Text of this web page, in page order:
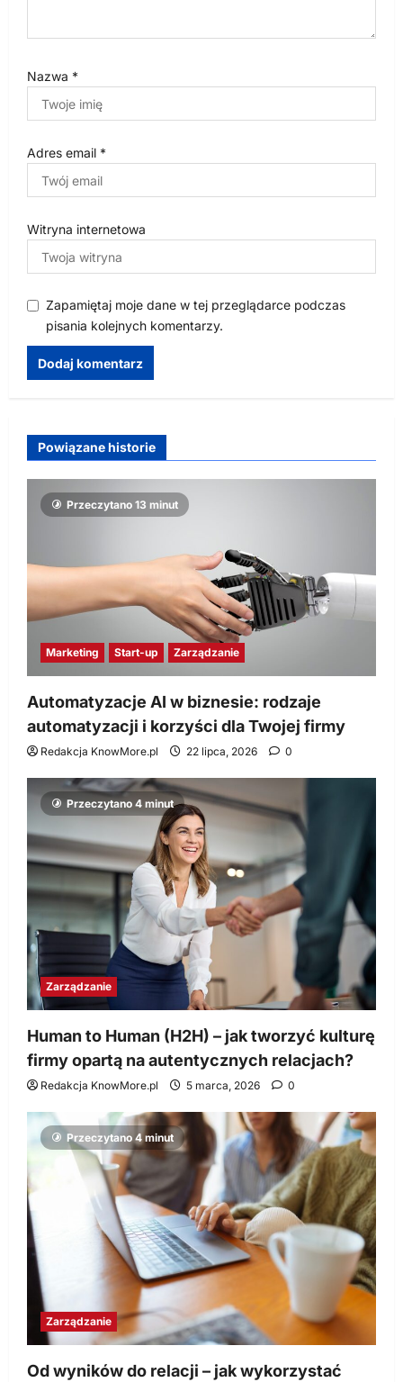
Nazwa *
Adres email *
Witryna internetowa
Zapamiętaj moje dane w tej przeglądarce podczas
pisania kolejnych komentarzy.
Powiązane historie
Przeczytano 13 minut
Marketing Start-up Zarządzanie
Automatyzacje AI w biznesie: rodzaje
automatyzacji i korzyści dla Twojej firmy
Redakcja KnowMore.pl 22 lipca, 2026 0
Przeczytano 4 minut
Zarządzanie
Human to Human (H2H) – jak tworzyć kulturę
firmy opartą na autentycznych relacjach?
Redakcja KnowMore.pl 5 marca, 2026 0
Przeczytano 4 minut
Zarządzanie
Od wyników do relacji – jak wykorzystać